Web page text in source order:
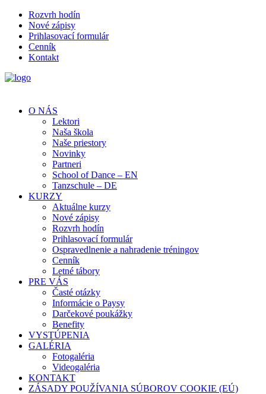
Rozvrh hodín
Nové zápisy
Prihlasovací formulár
Cenník
Kontakt
O NÁS
Lektori
Naša škola
Naše priestory
Novinky
Partneri
School of Dance – EN
Tanzschule – DE
KURZY
Aktuálne kurzy
Nové zápisy
Rozvrh hodín
Prihlasovací formulár
Ospravedlnenie a nahradenie tréningov
Cenník
Letné tábory
PRE VÁS
Časté otázky
Informácie o Paysy
Darčekové poukážky
Benefity
VYSTÚPENIA
GALÉRIA
Fotogaléria
Videogaléria
KONTAKT
ZÁSADY POUŽÍVANIA SÚBOROV COOKIE (EÚ)